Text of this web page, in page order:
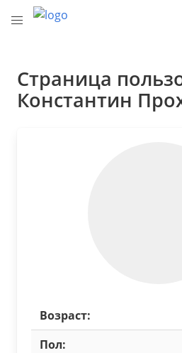
Страница
Константин
Возраст:
Пол: